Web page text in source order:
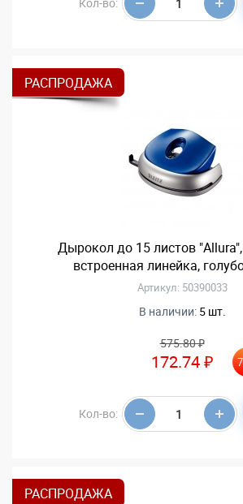
РАСПРОДАЖА
Дырокол до 15 листов
встроенная линейка,
Артикул: 50390033
В наличии: 5 шт.
575.80 ₽
172.74 ₽
Кол-во:
РАСПРОДАЖА